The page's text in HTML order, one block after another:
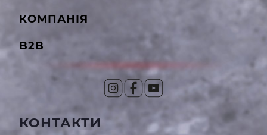
КОМПАНІЯ
B2B
КОНТАКТИ